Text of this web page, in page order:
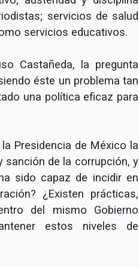
servicios de salud
servicios educativos.
Castañeda, la pregunta
éste un problema tan
una política eficaz para
Presidencia de México la
sanción de la corrupción, y
sido capaz de incidir en
¿Existen prácticas,
del mismo Gobierno
estos niveles de